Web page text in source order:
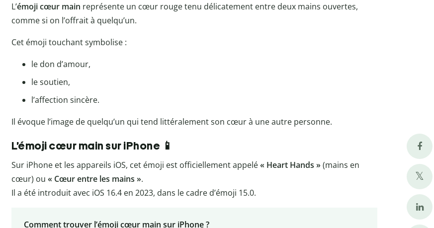
L’émoji cœur main représente un cœur rouge tenu délicatement entre deux mains ouvertes,
comme si on l’offrait à quelqu’un.
Cet émoji touchant symbolise :
le don d’amour,
le soutien,
l’affection sincère.
Il évoque l’image de quelqu’un qui tend littéralement son cœur à une autre personne.
L’émoji cœur main sur iPhone 📱
Sur iPhone et les appareils iOS, cet émoji est officiellement appelé« Heart Hands »(mains en
cœur) ou « Cœur entre les mains ».
Il a été introduit avec iOS 16.4 en 2023, dans le cadre d’émoji 15.0.
Comment trouver l’émoji cœur main sur iPhone ?